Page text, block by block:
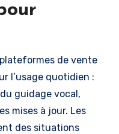
de vente
l’usage quotidien :
guidage vocal,
mises à jour. Les
des situations